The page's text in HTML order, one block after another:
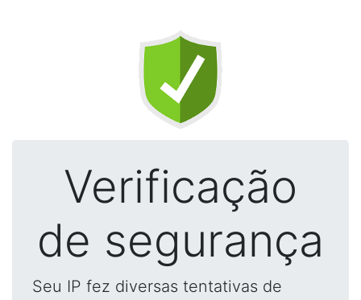
Verificação
de segurança
Seu IP fez diversas tentativas de